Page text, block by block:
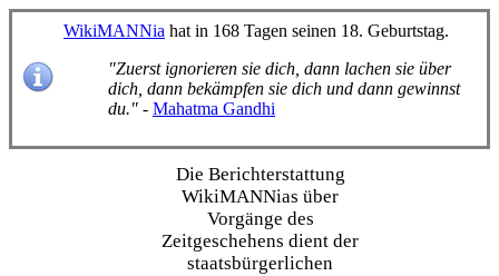
WikiMANNia hat in 168 Tagen seinen 18. Geburtstag.
"Zuerst ignorieren sie dich, dann lachen sie über
dich, dann bekämpfen sie dich und dann gewinnst
du." - Mahatma Gandhi
Die Bericht­erstattung
WikiMANNias über
Vorgänge des
Zeitgeschehens dient der
staats­bürgerlichen